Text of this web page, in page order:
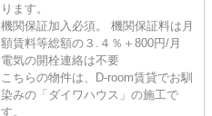
ります。
機関保証加入必須。 機関保証料は月
額賃料等総額の３.４％＋800円/月
電気の開栓連絡は不要
こちらの物件は、D-room賃貸でお馴
染みの「ダイワハウス」の施工で
す。